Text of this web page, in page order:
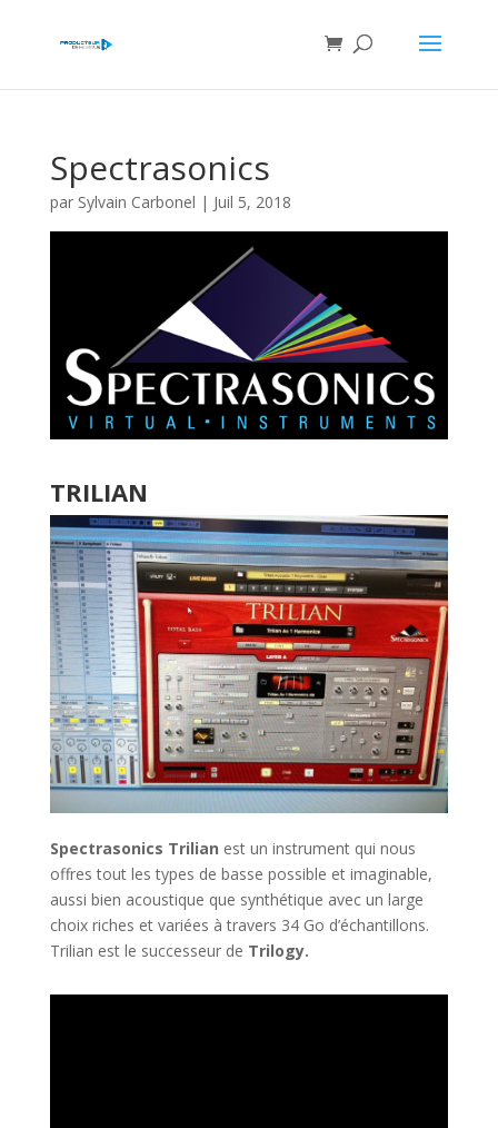
Spectrasonics
par Sylvain Carbonel | Juil 5, 2018
TRILIAN
Spectrasonics Trilian est un instrument qui nous
offres tout les types de basse possible et imaginable,
aussi bien acoustique que synthétique avec un large
choix riches et variées à travers 34 Go d’échantillons.
Trilian est le successeur de Trilogy.